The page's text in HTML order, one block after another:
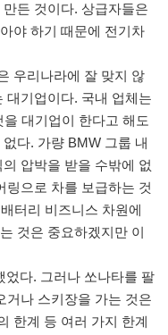
든 것이다. 상급자들은
야 하기 때문에 전기차
우리나라에 잘 맞지 않
대기업이다. 국내 업체는
대기업이 한다고 해도
다. 가량 BMW 그룹 내
압박을 받을 수밖에 없
링으로 차를 보급하는 것
터리 비즈니스 차원에
것은 중요하겠지만 이
었다. 그러나 쏘나타를 팔
거나 스키장을 가는 것은
한계 등 여러 가지 한계